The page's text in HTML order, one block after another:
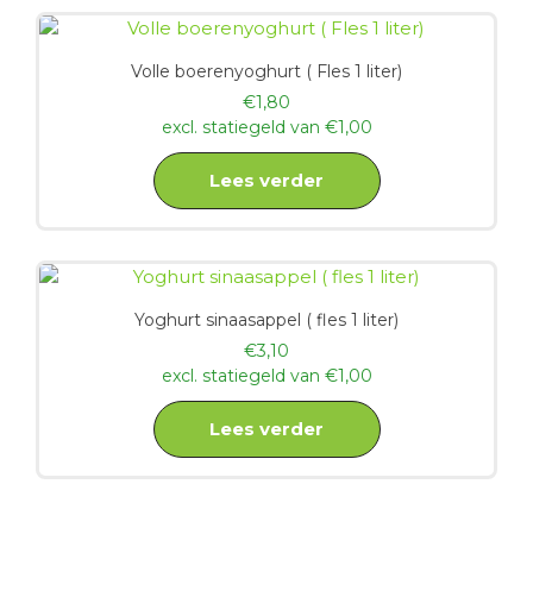
Volle boerenyoghurt ( Fles 1 liter)
€1,80
excl. statiegeld van €1,00
Lees verder
Yoghurt sinaasappel ( fles 1 liter)
€3,10
excl. statiegeld van €1,00
Lees verder